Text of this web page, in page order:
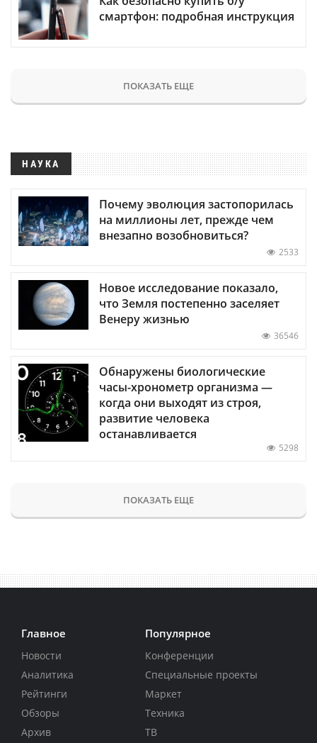
смартфон: подробная инструкция
ПОКАЗАТЬ ЕЩЕ
НАУКА
Почему эволюция застопорилась
на миллионы лет, прежде чем
внезапно возобновиться?
2533
Новое исследование показало,
что Земля постепенно заселяет
Венеру жизнью
36546
Обнаружены биологические
часы-хронометр организма —
когда они выходят из строя,
развитие человека
останавливается
5298
ПОКАЗАТЬ ЕЩЕ
Главное
Новости
Аналитика
Рейтинги
Обзоры
Архив
Популярное
Конференции
Специальные проекты
Маркет
Техника
ТВ